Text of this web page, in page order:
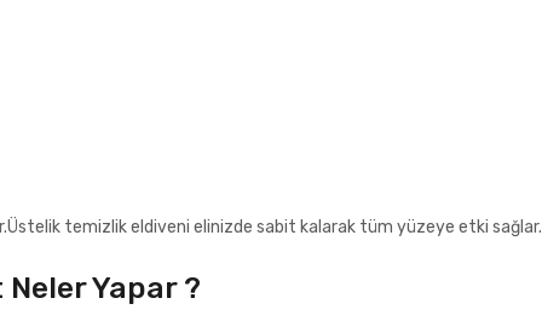
temizlik eldiveni elinizde sabit kalarak tüm yüzeye etki sağlar.
Yapar ?